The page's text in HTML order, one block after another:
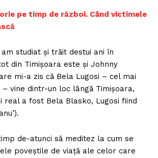
pe timp de război. Când victimele
studiat și trăit destui ani în
din Timișoara este și Johnny
mi-a zis că Bela Lugosi – cel mai
vine dintr-un loc lângă Timișoara,
real a fost Bela Blasko, Lugosi fiind
de-atunci să meditez la cum se
poveștile de viață ale celor care